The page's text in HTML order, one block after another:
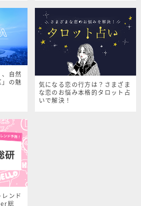
自然
の魅
気になる恋の行方は？さまざま
な恋のお悩み本格的タロット占
いで解決！
ンド
総